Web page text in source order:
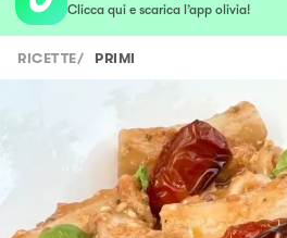
Clicca qui e scarica l’app olivia!
RICETTE/ PRIMI